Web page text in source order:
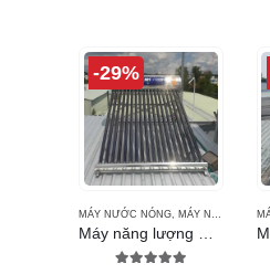
-29%
MÁY NƯỚC NÓNG, MÁY NƯỚC NÓNG NĂNG LƯỢNG MẶT TRỜI ĐẠI THÀNH
Máy năng lượng Đại Thành 160L